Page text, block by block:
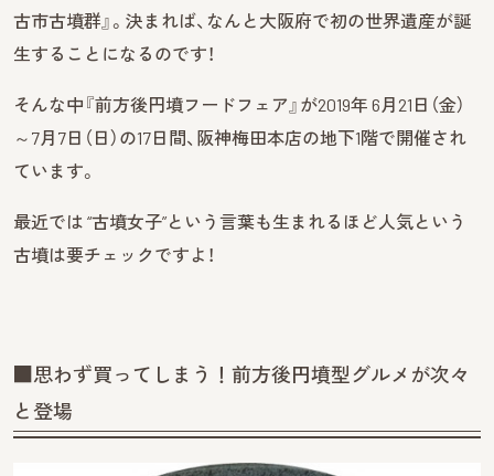
古市古墳群』。決まれば、なんと大阪府で初の世界遺産が誕
生することになるのです！
そんな中『前方後円墳フードフェア』が2019年 6月21日（金）
～7月7日（日）の17日間、阪神梅田本店の地下1階で開催され
ています。
最近では “古墳女子”という言葉も生まれるほど人気という
古墳は要チェックですよ！
■思わず買ってしまう！前方後円墳型グルメが次々
と登場